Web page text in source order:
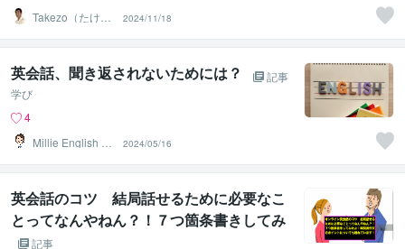
Takezo（たけぞ
2024/11/18
英会話、聞き返されないためには？
記事
学び
4
Millie English Co
2024/05/16
英会話のコツ 結局話せるために必要なこ
とってなんやねん？！７つ箇条書きしてみ
たよ！瞬間英作文のポイントについても触
記事